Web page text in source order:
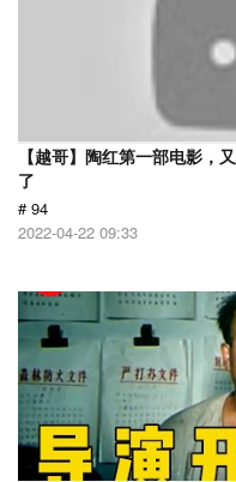
【越哥】陶红第一部电影，
了
# 94
2022-04-22 09:33